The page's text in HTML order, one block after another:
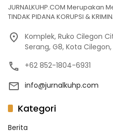
JURNALKUHP.COM Merupakan
TINDAK PIDANA KORUPSI &
Komplek, Ruko Cilegon
Serang, G8, Kota
+62 852-1804-6931
info@jurnalkuhp.com
Kategori
Berita